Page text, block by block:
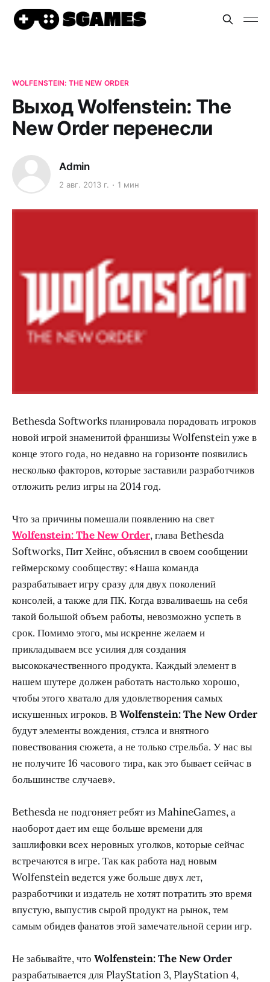
WOLFENSTEIN: THE NEW ORDER
Выход Wolfenstein: The
New Order перенеcли
Admin
2 авг. 2013 г. 1 мин
Bethesda Softworks планировала порадовать игроков
новой игрой знаменитой франшизы Wolfenstein уже в
конце этого года, но недавно на горизонте появились
несколько факторов, которые заставили разработчиков
отложить релиз игры на 2014 год.
Что за причины помешали появлению на свет
Wolfenstein: The New Order, глава Bethesda
Softworks, Пит Хейнс, объяснил в своем сообщении
геймерскому сообществу: «Наша команда
разрабатывает игру сразу для двух поколений
консолей, а также для ПК. Когда взваливаешь на себя
такой большой объем работы, невозможно успеть в
срок. Помимо этого, мы искренне желаем и
прикладываем все усилия для создания
высококачественного продукта. Каждый элемент в
нашем шутере должен работать настолько хорошо,
чтобы этого хватало для удовлетворения самых
искушенных игроков. ВWolfenstein: The New Order
будут элементы вождения, стэлса и внятного
повествования сюжета, а не только стрельба. У нас вы
не получите 16 часового тира, как это бывает сейчас в
большинстве случаев».
Bethesda не подгоняет ребят из MahineGames, а
наоборот дает им еще больше времени для
зашлифовки всех неровных уголков, которые сейчас
встречаются в игре. Так как работа над новым
Wolfenstein ведется уже больше двух лет,
разработчики и издатель не хотят потратить это время
впустую, выпустив сырой продукт на рынок, тем
самым обидев фанатов этой замечательной серии игр.
Не забывайте, что Wolfenstein: The New Order
разрабатывается для PlayStation 3, PlayStation 4,